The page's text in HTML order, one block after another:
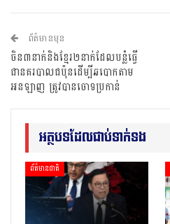
ព័ត៌មានមុន
ចិន​៣នាក់​និង​ខ្មែរ​២​នាក់​ដែល​បន្លំ​ធ្វើ​
ជា​នគរបាល​ជប៉ុន​ដើម្បី​ឆបោក​តាម​
អនឡាញ ត្រូវ​បាន​ចោទប្រកាន់
អត្ថបទដែលជាប់ទាក់ទង
ព័ត៌មានជាតិ